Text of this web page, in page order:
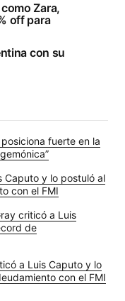
Zara,
off para
con su
fuerte en la
Caputo y lo postuló al
con el FMI
criticó a Luis
de
a Luis Caputo y lo
con el FMI